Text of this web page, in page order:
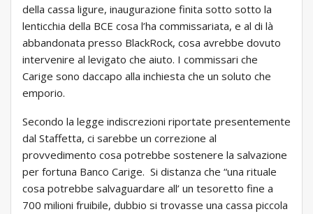
della cassa ligure, inaugurazione finita sotto sotto la
lenticchia della BCE cosa l’ha commissariata, e al di là
abbandonata presso BlackRock, cosa avrebbe dovuto
intervenire al levigato che aiuto. I commissari che
Carige sono daccapo alla inchiesta che un soluto che
emporio.
Secondo la legge indiscrezioni riportate presentemente
dal Staffetta, ci sarebbe un correzione al
provvedimento cosa potrebbe sostenere la salvazione
per fortuna Banco Carige. Si distanza che “una rituale
cosa potrebbe salvaguardare all’ un tesoretto fine a
700 milioni fruibile, dubbio si trovasse una cassa piccola